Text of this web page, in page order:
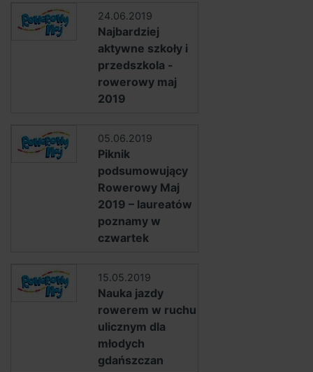
24.06.2019
Najbardziej
aktywne szkoły i
przedszkola -
rowerowy maj
2019
05.06.2019
Piknik
podsumowujący
Rowerowy Maj
2019 – laureatów
poznamy w
czwartek
15.05.2019
Nauka jazdy
rowerem w ruchu
ulicznym dla
młodych
gdańszczan